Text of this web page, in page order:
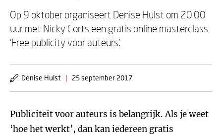
Op 9 oktober organiseert Denise Hulst om 20.00
uur met Nicky Corts een gratis online masterclass
‘Free publicity voor auteurs’.
Denise Hulst | 25 september 2017
Publiciteit voor auteurs is belangrijk. Als je weet
‘hoe het werkt’, dan kan iedereen gratis